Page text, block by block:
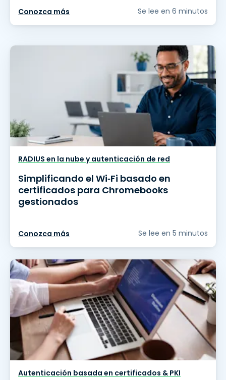
Conozca más Se lee en 6 minutos
RADIUS en la nube y autenticación de red
Simplificando el Wi‑Fi basado en
certificados para Chromebooks
gestionados
Conozca más Se lee en 5 minutos
Autenticación basada en certificados & PKI